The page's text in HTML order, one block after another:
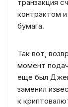
транзакция
контрактом
бумага.
Так вот,
момент
еще был Джей
заменил
к